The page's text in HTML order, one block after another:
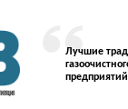
Лучшие